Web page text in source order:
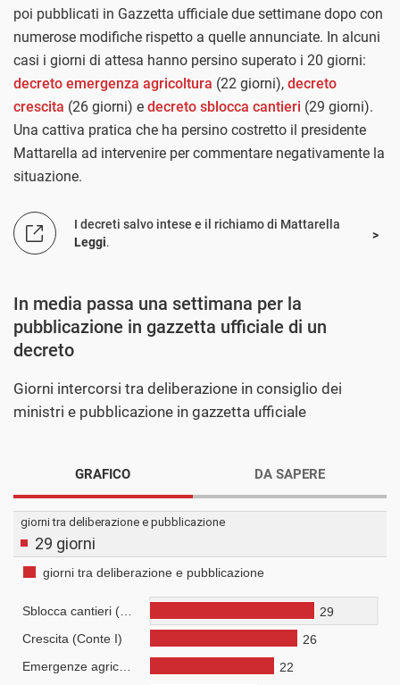
poi pubblicati in Gazzetta ufficiale due settimane dopo con
numerose modifiche rispetto a quelle annunciate. In alcuni
casi i giorni di attesa hanno persino superato i 20 giorni:
decreto emergenza agricoltura (22 giorni), decreto
crescita (26 giorni) e decreto sblocca cantieri (29 giorni).
Una cattiva pratica che ha persino costretto il presidente
Mattarella ad intervenire per commentare negativamente la
situazione.
I decreti salvo intese e il richiamo di Mattarella
Leggi.
In media passa una settimana per la
pubblicazione in gazzetta ufficiale di un
decreto
Giorni intercorsi tra deliberazione in consiglio dei
ministri e pubblicazione in gazzetta ufficiale
GRAFICO DA SAPERE